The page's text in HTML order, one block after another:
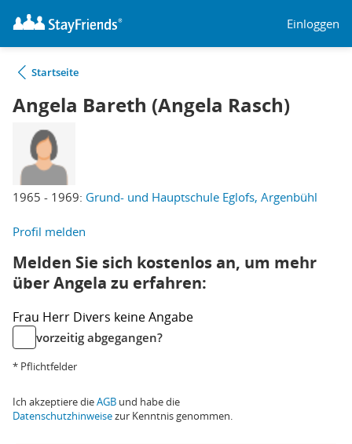
Einloggen
Startseite
Angela Bareth (Angela Rasch)
1965 - 1969: Grund- und Hauptschule Eglofs, Argenbühl
Profil melden
Melden Sie sich kostenlos an, um mehr
über Angela zu erfahren:
Frau Herr Divers keine Angabe
vorzeitig abgegangen?
* Pflichtfelder
Ich akzeptiere dieAGB und habe die
Datenschutzhinweisezur Kenntnis genommen.